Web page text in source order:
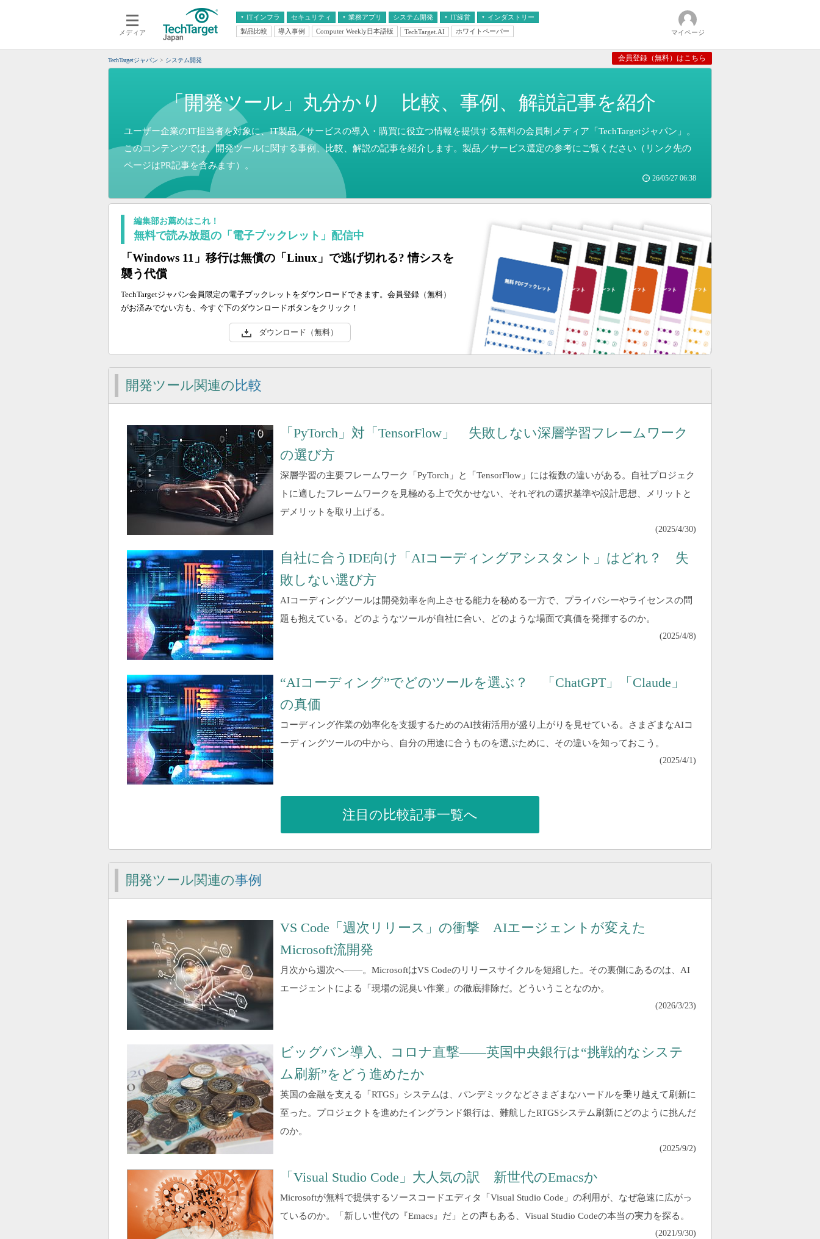
メディア
ITインフラ
クラウド
サーバ＆ストレージ
システム運用管理
セキュリティ 業務アプリ
エンタープライズAI
ERP
データ分析
情報系システム
システム開発 IT経営
経営とIT
インダストリー
医療IT
製品比較 導入事例 Computer Weekly日本語版 TechTarget.AI ホワイトペーパー マイページ
TechTargetジャパン システム開発 会員登録（無料）はこちら
「開発ツール」丸分かり 比較、事例、解説記事を紹介
ユーザー企業のIT担当者を対象に、IT製品／サービスの導入・購買に役立つ情報を提供する無料の会員制メディア「TechTargetジャパン」。
このコンテンツでは、開発ツールに関する事例、比較、解説の記事を紹介します。製品／サービス選定の参考にご覧ください（リンク先の
ページはPR記事を含みます）。
26/05/27 06:38
編集部お薦めはこれ！
無料で読み放題の「電子ブックレット」配信中
「Windows 11」移行は無償の「Linux」で逃げ切れる? 情シスを
襲う代償
TechTargetジャパン会員限定の電子ブックレットをダウンロードできます。会員登録（無料）
がお済みでない方も、今すぐ下のダウンロードボタンをクリック！
ダウンロード（無料）
開発ツール関連の 比較
「PyTorch」対「TensorFlow」 失敗しない深層学習フレームワーク
の選び方
深層学習の主要フレームワーク「PyTorch」と「TensorFlow」には複数の違いがある。自社プロジェク
トに適したフレームワークを見極める上で欠かせない、それぞれの選択基準や設計思想、メリットと
デメリットを取り上げる。
(2025/4/30)
自社に合うIDE向け「AIコーディングアシスタント」はどれ？ 失
敗しない選び方
AIコーディングツールは開発効率を向上させる能力を秘める一方で、プライバシーやライセンスの問
題も抱えている。どのようなツールが自社に合い、どのような場面で真価を発揮するのか。
(2025/4/8)
“AIコーディング”でどのツールを選ぶ？ 「ChatGPT」「Claude」
の真価
コーディング作業の効率化を支援するためのAI技術活用が盛り上がりを見せている。さまざまなAIコ
ーディングツールの中から、自分の用途に合うものを選ぶために、その違いを知っておこう。
(2025/4/1)
注目の比較記事一覧へ
開発ツール関連の事例
VS Code「週次リリース」の衝撃 AIエージェントが変えた
Microsoft流開発
月次から週次へ――。MicrosoftはVS Codeのリリースサイクルを短縮した。その裏側にあるのは、AI
エージェントによる「現場の泥臭い作業」の徹底排除だ。どういうことなのか。
(2026/3/23)
ビッグバン導入、コロナ直撃――英国中央銀行は“挑戦的なシステ
ム刷新”をどう進めたか
英国の金融を支える「RTGS」システムは、パンデミックなどさまざまなハードルを乗り越えて刷新に
至った。プロジェクトを進めたイングランド銀行は、難航したRTGSシステム刷新にどのように挑んだ
のか。
(2025/9/2)
「Visual Studio Code」大人気の訳 新世代のEmacsか
Microsoftが無料で提供するソースコードエディタ「Visual Studio Code」の利用が、なぜ急速に広がっ
ているのか。「新しい世代の『Emacs』だ」との声もある、Visual Studio Codeの本当の実力を探る。
(2021/9/30)